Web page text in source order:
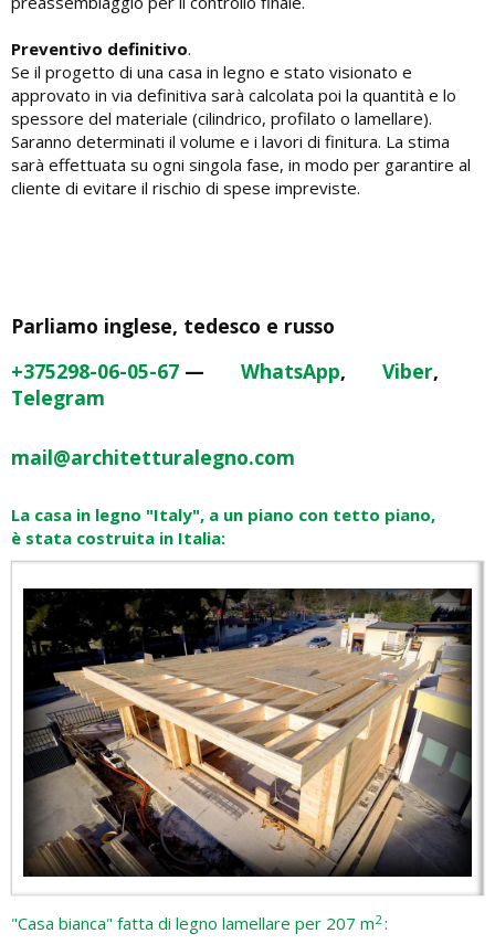
Preventivo definitivo.
Se il progetto di una casa in legno e stato visionato e
approvato in via definitiva sarà calcolata poi la quantità e lo
spessore del materiale (cilindrico, profilato o lamellare).
Saranno determinati il volume e i lavori di finitura. La stima
sarà effettuata su ogni singola fase, in modo per garantire al
cliente di evitare il rischio di spese impreviste.
Parliamo inglese, tedesco e russo
+375298-06-05-67 — WhatsApp, Viber,
Telegram
mail@architetturalegno.com
La casa in legno "Italy", a un piano con tetto piano,
è stata costruita in Italia:
"Casa bianca" fatta di legno lamellare per 207 m2 :